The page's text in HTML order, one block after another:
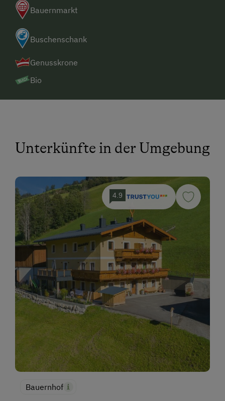
Bauernmarkt
Buschenschank
Genusskrone
Bio
Unterkünfte in der Umgebung
4.9
Bauernhof